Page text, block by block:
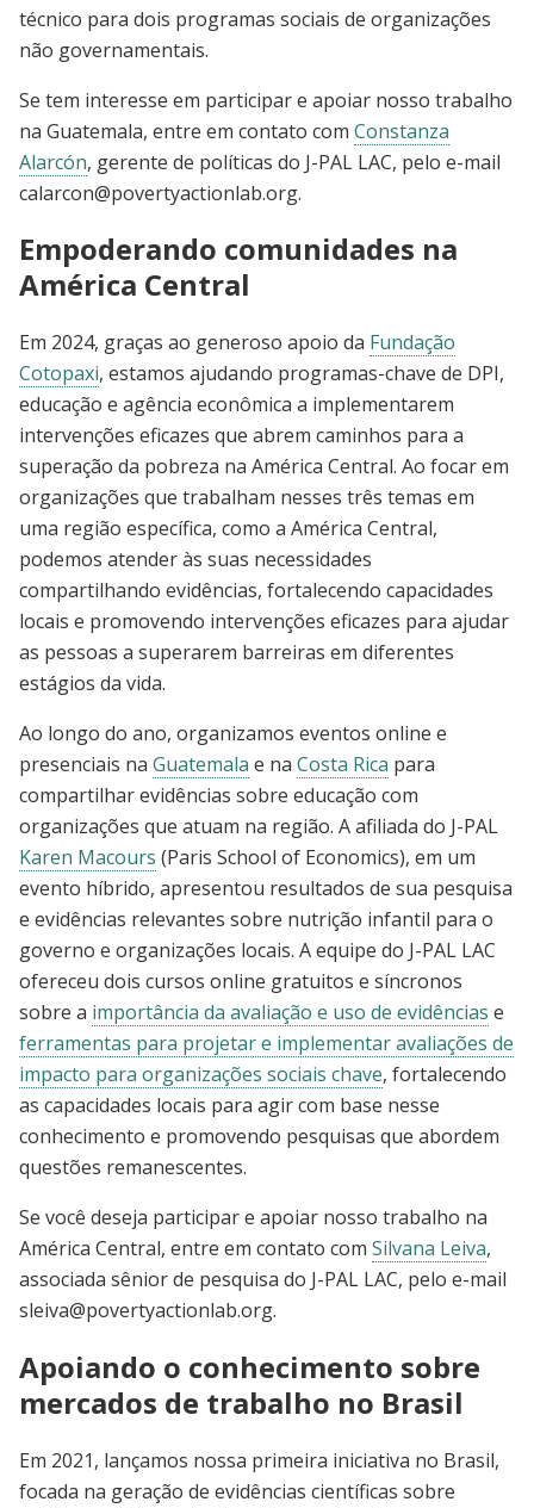
técnico para dois programas sociais de organizações
não governamentais.
Se tem interesse em participar e apoiar nosso trabalho
na Guatemala, entre em contato com Constanza
Alarcón, gerente de políticas do J-PAL LAC, pelo e-mail
calarcon@povertyactionlab.org.
Empoderando comunidades na
América Central
Em 2024, graças ao generoso apoio da Fundação
Cotopaxi, estamos ajudando programas-chave de DPI,
educação e agência econômica a implementarem
intervenções eficazes que abrem caminhos para a
superação da pobreza na América Central. Ao focar em
organizações que trabalham nesses três temas em
uma região específica, como a América Central,
podemos atender às suas necessidades
compartilhando evidências, fortalecendo capacidades
locais e promovendo intervenções eficazes para ajudar
as pessoas a superarem barreiras em diferentes
estágios da vida.
Ao longo do ano, organizamos eventos online e
presenciais na Guatemala e na Costa Rica para
compartilhar evidências sobre educação com
organizações que atuam na região. A afiliada do J-PAL
Karen Macours (Paris School of Economics), em um
evento híbrido, apresentou resultados de sua pesquisa
e evidências relevantes sobre nutrição infantil para o
governo e organizações locais. A equipe do J-PAL LAC
ofereceu dois cursos online gratuitos e síncronos
sobre a importância da avaliação e uso de evidências e
ferramentas para projetar e implementar avaliações de
impacto para organizações sociais chave, fortalecendo
as capacidades locais para agir com base nesse
conhecimento e promovendo pesquisas que abordem
questões remanescentes.
Se você deseja participar e apoiar nosso trabalho na
América Central, entre em contato com Silvana Leiva,
associada sênior de pesquisa do J-PAL LAC, pelo e-mail
sleiva@povertyactionlab.org.
Apoiando o conhecimento sobre
mercados de trabalho no Brasil
Em 2021, lançamos nossa primeira iniciativa no Brasil,
focada na geração de evidências científicas sobre